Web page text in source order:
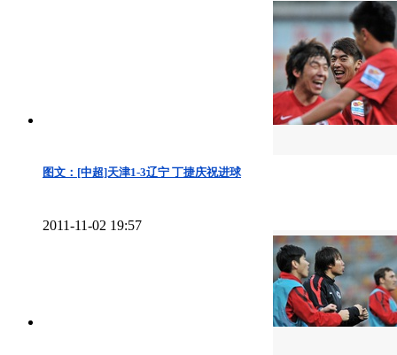
图文：[中超]天津1-3辽宁 丁捷庆祝进球
2011-11-02 19:57